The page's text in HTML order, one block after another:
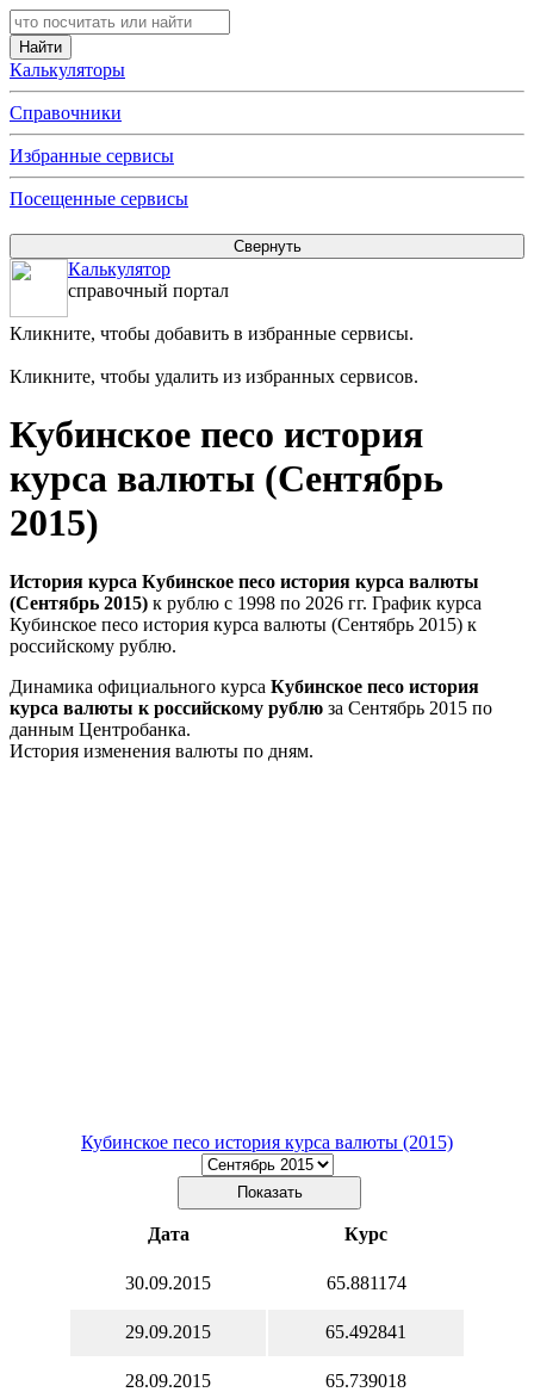
Калькуляторы
Справочники
Избранные сервисы
Посещенные сервисы
Калькулятор
справочный портал
Кликните, чтобы добавить в избранные сервисы.
Кликните, чтобы удалить из избранных сервисов.
Кубинское песо история
курса валюты (Сентябрь
2015)
История курса Кубинское песо история курса валюты
(Сентябрь 2015) к рублю с 1998 по 2026 гг. График курса
Кубинское песо история курса валюты (Сентябрь 2015) к
российскому рублю.
Динамика официального курса Кубинское песо история
курса валюты к российскому рублю за Сентябрь 2015 по
данным Центробанка.
История изменения валюты по дням.
Кубинское песо история курса валюты (2015)
Дата Курс
30.09.2015 65.881174
29.09.2015 65.492841
28.09.2015 65.739018